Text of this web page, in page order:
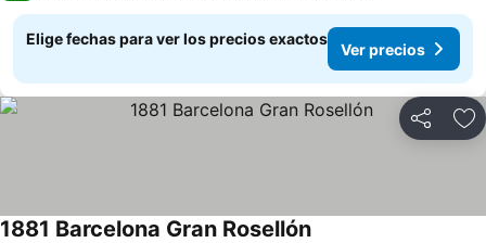
Elige fechas para ver los precios exactos
Ver precios
Compartir
1881 Barcelona Gran Rosellón